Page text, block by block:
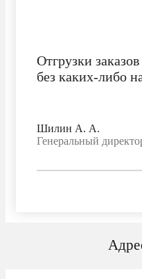
Отгрузки
без каких-либо
Шилин А. А.
Генеральный